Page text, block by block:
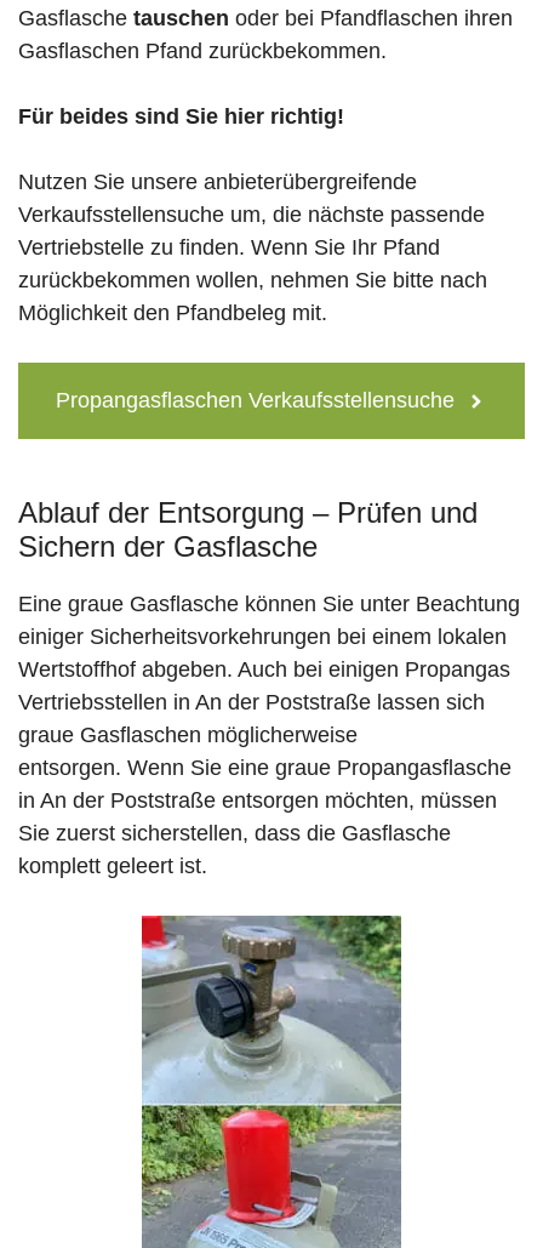
Gasflasche tauschen oder bei Pfandflaschen ihren
Gasflaschen Pfand zurückbekommen.
Für beides sind Sie hier richtig!
Nutzen Sie unsere anbieterübergreifende
Verkaufsstellensuche um, die nächste passende
Vertriebstelle zu finden. Wenn Sie Ihr Pfand
zurückbekommen wollen, nehmen Sie bitte nach
Möglichkeit den Pfandbeleg mit.
Propangasflaschen Verkaufsstellensuche
Ablauf der Entsorgung – Prüfen und
Sichern der Gasflasche
Eine graue Gasflasche können Sie unter Beachtung
einiger Sicherheitsvorkehrungen bei einem lokalen
Wertstoffhof abgeben. Auch bei einigen Propangas
Vertriebsstellen in An der Poststraße lassen sich
graue Gasflaschen möglicherweise
entsorgen. Wenn Sie eine graue Propangasflasche
in An der Poststraße entsorgen möchten, müssen
Sie zuerst sicherstellen, dass die Gasflasche
komplett geleert ist.